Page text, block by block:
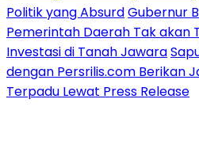
Politik yang AbsurdGubernur
Pemerintah Daerah Tak akan
Investasi di Tanah Jawara
dengan Persrilis.com Berikan
Terpadu Lewat Press Release